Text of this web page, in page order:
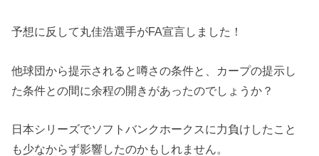
予想に反して丸佳浩選手がFA宣言しました！
他球団から提示されると噂さの条件と、カープの提示し
た条件との間に余程の開きがあったのでしょうか？
日本シリーズでソフトバンクホークスに力負けしたこと
も少なからず影響したのかもしれません。